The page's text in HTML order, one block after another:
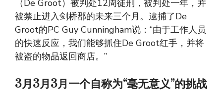
（De Groot）被判处12周徒刑，被判处一年，并
被禁止进入剑桥郡的未来三个月。逮捕了De
Groot的PC Guy Cunningham说：“由于工作人员
的快速反应，我们能够抓住De Groot红手，并将
被盗的物品返回商店。”
3月3月3月一个自称为“毫无意义”的挑战